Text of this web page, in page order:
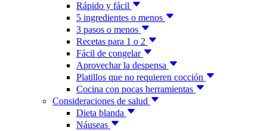
Rápido y fácil
5 ingredientes o menos
3 pasos o menos
Recetas para 1 o 2
Fácil de congelar
Aprovechar la despensa
Platillos que no requieren cocción
Cocina con pocas herramientas
Consideraciones de salud
Dieta blanda
Náuseas